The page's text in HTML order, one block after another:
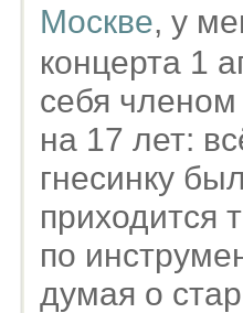
Москве, у
концерта 1
себя
на 17 лет:
гнесинку
приходится
по
думая о